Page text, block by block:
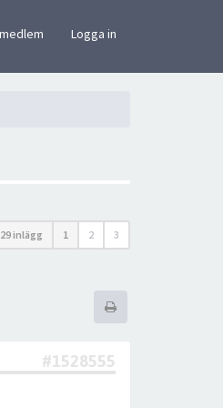
Logga in
29 inlägg 1 2 3
#1528555